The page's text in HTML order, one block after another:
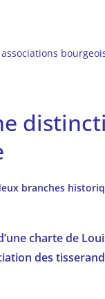
branches
charte de
des